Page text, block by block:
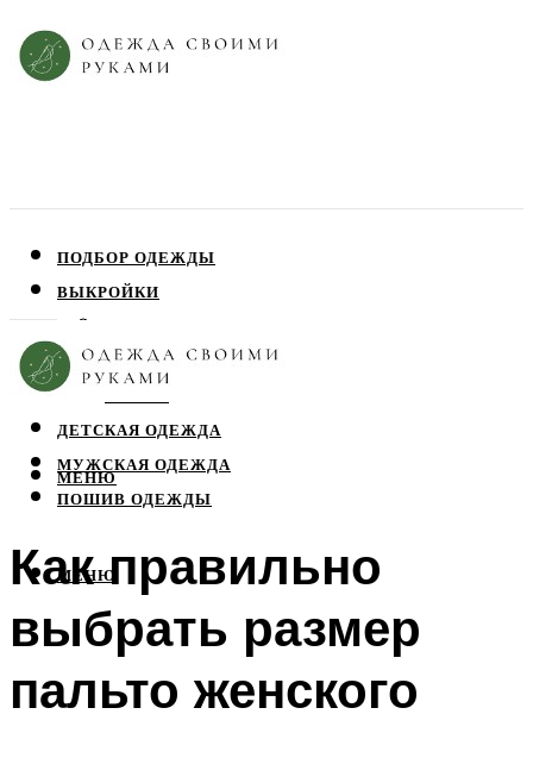
ПОДБОР ОДЕЖДЫ
ВЫКРОЙКИ
ЮБКИ
ДЕТСКАЯ ОДЕЖДА
МУЖСКАЯ ОДЕЖДА
ПОШИВ ОДЕЖДЫ
МЕНЮ
МЕНЮ
Как правильно
выбрать размер
пальто женского